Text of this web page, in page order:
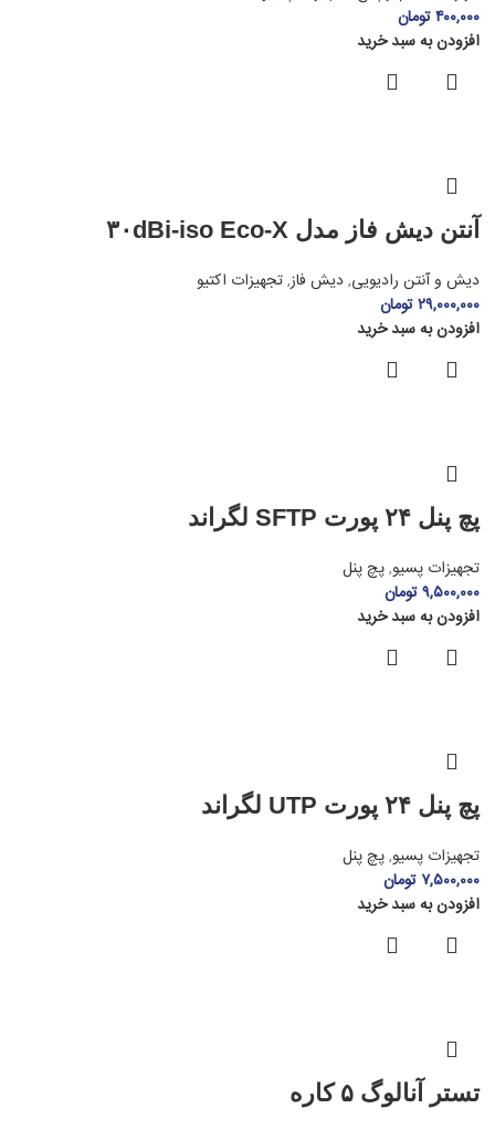
۴۰۰,۰۰۰تومان
افزودن به سبد خرید
آنتن دیش فاز مدل ۳۰dBi-iso Eco-X
دیش و آنتن رادیویی,دیش فاز,تجهیزات اکتیو
۲۹,۰۰۰,۰۰۰تومان
افزودن به سبد خرید
پچ پنل ۲۴ پورت SFTP لگراند
تجهیزات پسیو,پچ پنل
۹,۵۰۰,۰۰۰تومان
افزودن به سبد خرید
پچ پنل ۲۴ پورت UTP لگراند
تجهیزات پسیو,پچ پنل
۷,۵۰۰,۰۰۰ تومان
افزودن به سبد خرید
تستر آنالوگ ۵ کاره